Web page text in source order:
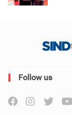
Follow us